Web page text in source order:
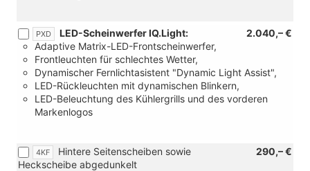
PXD 2.040,– €
LED-Scheinwerfer IQ.Light:
Adaptive Matrix-LED-Frontscheinwerfer,
Frontleuchten für schlechtes Wetter,
Dynamischer Fernlichtasistent "Dynamic Light Assist",
LED-Rückleuchten mit dynamischen Blinkern,
LED-Beleuchtung des Kühlergrills und des vorderen
Markenlogos
4KF 290,– €
Hintere Seitenscheiben sowie
Heckscheibe abgedunkelt